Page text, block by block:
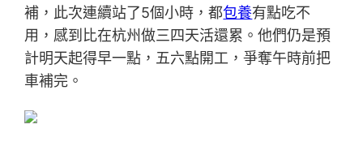
補，此次連續站了5個小時，都包養有點吃不
用，感到比在杭州做三四天活還累。他們仍是預
計明天起得早一點，五六點開工，爭奪午時前把
車補完。